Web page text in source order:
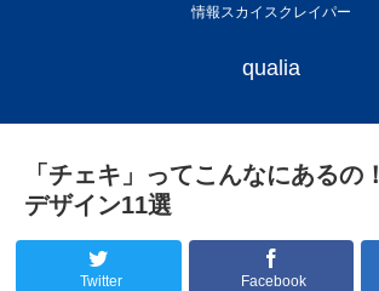
情報スカイスクレイパー
qualia
「チェキ」ってこんなにあるの
デザイン11選
Twitter Facebook